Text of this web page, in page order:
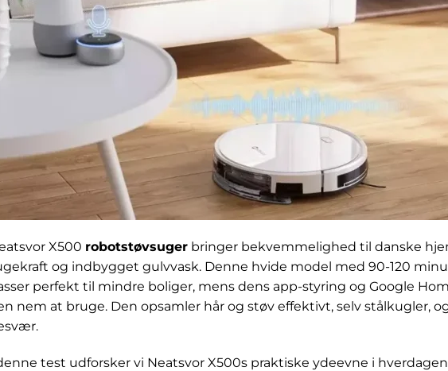
X500 robotstøvsuger bringer bekvemmelighed til danske
og indbygget gulvvask. Denne hvide model med 90-120
perfekt til mindre boliger, mens dens app-styring og Google
nem at bruge. Den opsamler hår og støv effektivt, selv stålkugler,
test udforsker vi Neatsvor X500s praktiske ydeevne i